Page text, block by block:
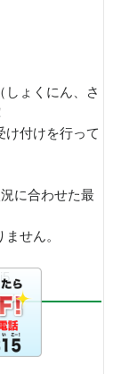
しょくにん、さ
け付けを行って
に合わせた最
せん。